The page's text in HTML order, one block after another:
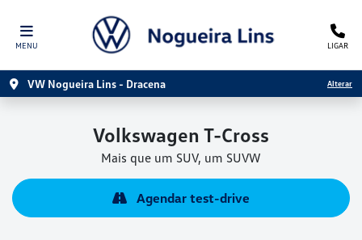
MENU LIGAR
VW Nogueira Lins - Dracena Alterar
Volkswagen T-Cross
Mais que um SUV, um SUVW
Agendar test-drive